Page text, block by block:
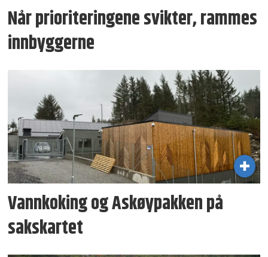
Når prioriteringene svikter, rammes
innbyggerne
Vannkoking og Askøy­pakken på
sakskartet